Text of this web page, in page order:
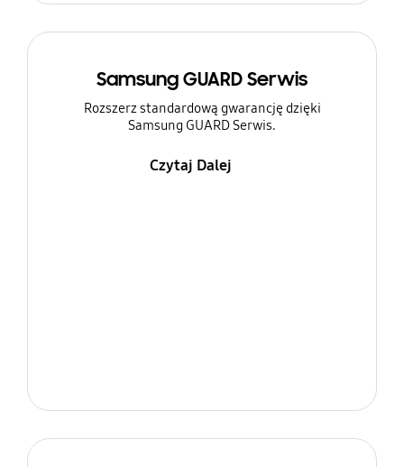
Samsung GUARD Serwis
Rozszerz standardową gwarancję dzięki
Samsung GUARD Serwis.
Czytaj Dalej